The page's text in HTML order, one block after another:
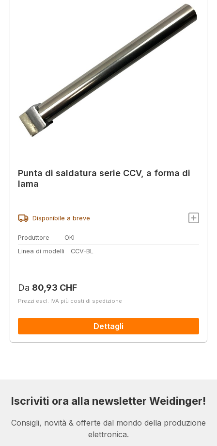
Punta di saldatura serie CCV, a forma di
lama
Disponibile a breve
Produttore
OKI
Linea di modelli
CCV-BL
Prezzo normale:
Da 80,93 CHF
Prezzi escl. IVA più costi di spedizione
Dettagli
Iscriviti ora alla newsletter Weidinger!
Consigli, novità & offerte dal mondo della produzione
elettronica.